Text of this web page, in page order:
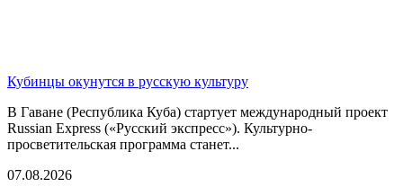
Кубинцы окунутся в русскую культуру
В Гаване (Республика Куба) стартует международный проект
Russian Express («Русский экспресс»). Культурно-
просветительская программа станет...
07.08.2026